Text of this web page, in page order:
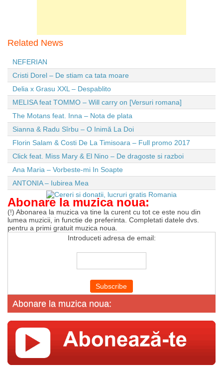
Related News
NEFERIAN
Cristi Dorel – De stiam ca tata moare
Delia x Grasu XXL – Despablito
MELISA feat TOMMO – Will carry on [Versuri romana]
The Motans feat. Inna – Nota de plata
Sianna & Radu Sîrbu – O Inimă La Doi
Florin Salam & Costi De La Timisoara – Full promo 2017
Click feat. Miss Mary & El Nino – De dragoste si razboi
Ana Maria – Vorbeste-mi In Soapte
ANTONIA – Iubirea Mea
Abonare la muzica noua:
(!) Abonarea la muzica va tine la curent cu tot ce este nou din
lumea muzicii, in functie de preferinta. Completati datele dvs.
pentru a primi gratuit muzica noua.
Introduceti adresa de email:
Abonare la muzica noua: